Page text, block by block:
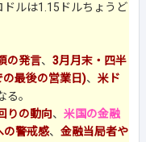
ルは1.15ドルちょうど
の発言、 3月月末・四半
最後の営業日)、 米ド
る。
りの動向、 米国の金融
の警戒感、 金融当局者や